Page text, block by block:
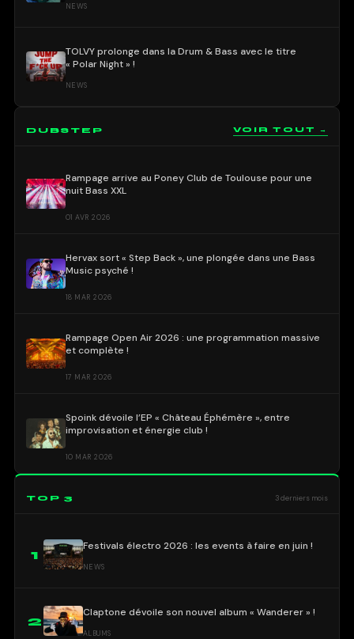
NEWS
TOLVY prolonge dans la Drum & Bass avec le titre
« Polar Night » !
NEWS
DUBSTEP VOIR TOUT →
Rampage arrive au Poney Club de Toulouse pour une
nuit Bass XXL
01 AVR 2026
Hervax sort « Step Back », une plongée dans une Bass
Music psyché !
18 MAR 2026
Rampage Open Air 2026 : une programmation massive
et complète !
17 MAR 2026
Spoink dévoile l’EP « Château Éphémère », entre
improvisation et énergie club !
10 MAR 2026
TOP 3 3 derniers mois
1
Festivals électro 2026 : les events à faire en juin !
NEWS
2
Claptone dévoile son nouvel album « Wanderer » !
ALBUMS